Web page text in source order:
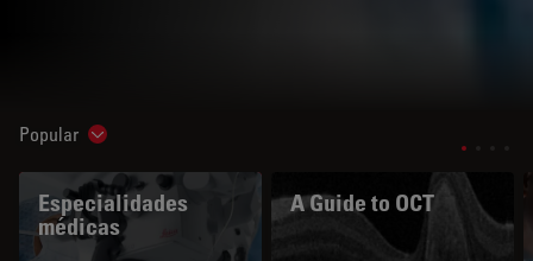
Popular Show subnavigation
Especialidades
médicas
A Guide to OCT